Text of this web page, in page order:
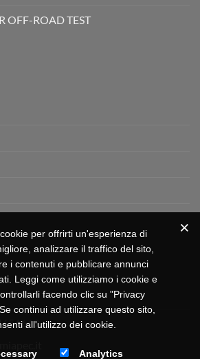
OFF-ROAD TEST
per offrirti un'esperienza di
analizzare il traffico del sito,
i contenuti e pubblicare annunci
Leggi come utilizziamo i cookie e
facendo clic su "Privacy
continui ad utilizzare questo sito,
all'utilizzo dei cookie.
Analytics